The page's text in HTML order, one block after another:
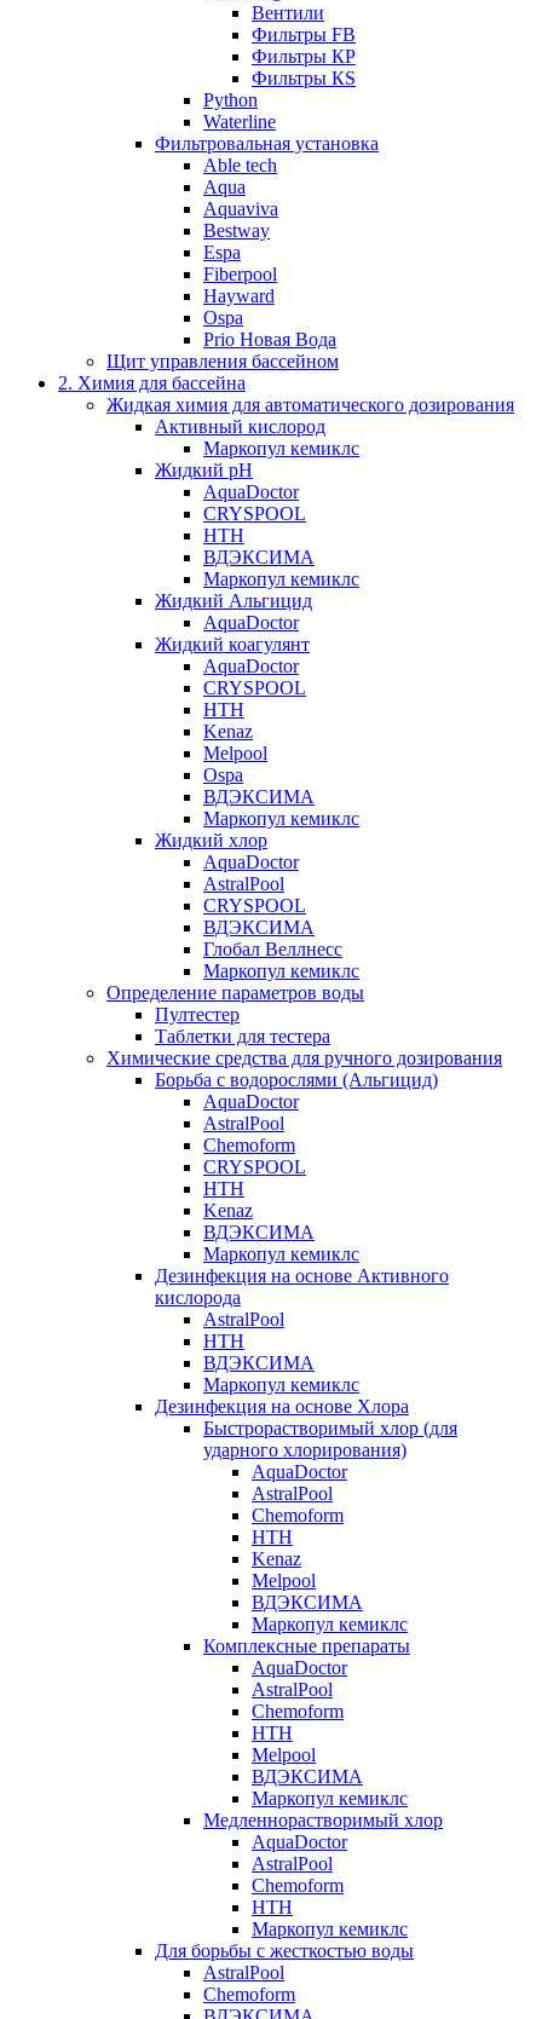
Вентили
Фильтры FB
Фильтры КP
Фильтры КS
Python
Waterline
Фильтровальная установка
Able tech
Aqua
Aquaviva
Bestway
Espa
Fiberpool
Hayward
Ospa
Prio Новая Вода
Щит управления бассейном
2. Химия для бассейна
Жидкая химия для автоматического дозирования
Активный кислород
Маркопул кемиклс
Жидкий pH
AquaDoctor
CRYSPOOL
HTH
ВДЭКСИМА
Маркопул кемиклс
Жидкий Альгицид
AquaDoctor
Жидкий коагулянт
AquaDoctor
CRYSPOOL
HTH
Kenaz
Melpool
Ospa
ВДЭКСИМА
Маркопул кемиклс
Жидкий хлор
AquaDoctor
AstralPool
CRYSPOOL
ВДЭКСИМА
Глобал Веллнесс
Маркопул кемиклс
Определение параметров воды
Пултестер
Таблетки для тестера
Химические средства для ручного дозирования
Борьба с водорослями (Альгицид)
AquaDoctor
AstralPool
Chemoform
CRYSPOOL
HTH
Kenaz
ВДЭКСИМА
Маркопул кемиклс
Дезинфекция на основе Активного
кислорода
AstralPool
HTH
ВДЭКСИМА
Маркопул кемиклс
Дезинфекция на основе Хлора
Быстрорастворимый хлор (для
ударного хлорирования)
AquaDoctor
AstralPool
Chemoform
HTH
Kenaz
Melpool
ВДЭКСИМА
Маркопул кемиклс
Комплексные препараты
AquaDoctor
AstralPool
Chemoform
HTH
Melpool
ВДЭКСИМА
Маркопул кемиклс
Медленнорастворимый хлор
AquaDoctor
AstralPool
Chemoform
HTH
Маркопул кемиклс
Для борьбы с жесткостью воды
AstralPool
Chemoform